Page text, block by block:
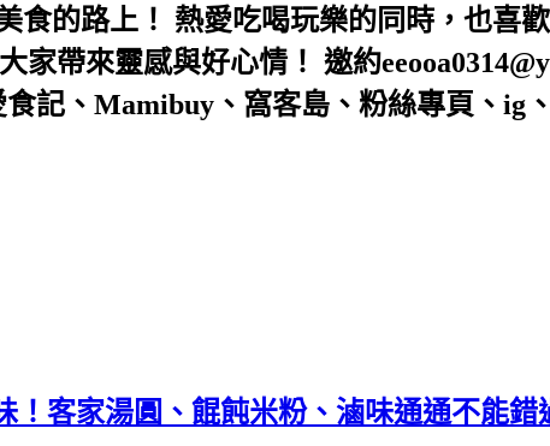
的路上！ 熱愛吃喝玩樂的同時，也喜
帶來靈感與好心情！ 邀約
記、Mamibuy、窩客島、粉絲專頁、ig
客家湯圓、餛飩米粉、滷味通通不能錯